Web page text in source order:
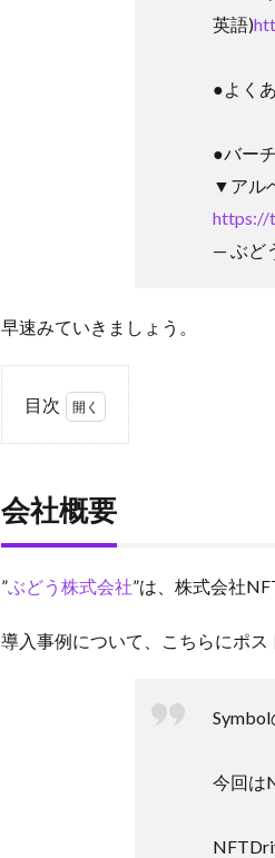
英語)
●よく
●バー
▼アル
https://
— ぶど
早速みていきましょう。
目次
概
会社名
1.0.0.2
会社概要
” ぶどう株式会社”は、株式会社
導入事例について、こちらにポス
今回は